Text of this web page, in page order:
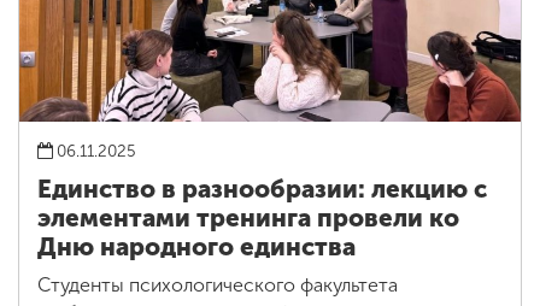
06.11.2025
Единство в разнообразии: лекцию с
элементами тренинга провели ко
Дню народного единства
Студенты психологического факультета